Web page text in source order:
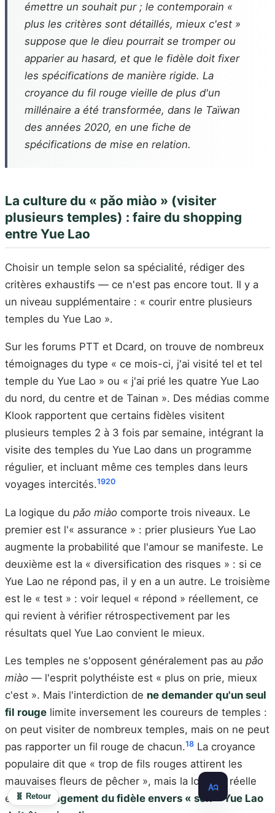
émettre un souhait pur ; le contemporain «
plus les critères sont détaillés, mieux c'est »
suppose que le dieu pourrait se tromper ou
apparier au hasard, et que le fidèle doit fixer
les spécifications de manière rigide. La
croyance du fil rouge vieille de plus d'un
millénaire a été transformée, dans le Taïwan
des années 2020, en une fiche de
spécifications de mise en relation.
La culture du « pǎo miào » (visiter
plusieurs temples) : faire du shopping
entre Yue Lao
Choisir un temple selon sa spécialité, rédiger des
critères exhaustifs — ce n'est pas encore tout. Il y a
un niveau supplémentaire : « courir entre plusieurs
temples du Yue Lao ».
Sur les forums PTT et Dcard, on trouve de nombreux
témoignages du type « ce mois-ci, j'ai visité tel et tel
temple du Yue Lao » ou « j'ai prié les quatre Yue Lao
du nord, du centre et de Tainan ». Des médias comme
Klook rapportent que certains fidèles visitent
plusieurs temples 2 à 3 fois par semaine, intégrant la
visite des temples du Yue Lao dans un programme
régulier, et incluant même ces temples dans leurs
voyages intercités.1920
La logique du pǎo miào comporte trois niveaux. Le
premier est l'« assurance » : prier plusieurs Yue Lao
augmente la probabilité que l'amour se manifeste. Le
deuxième est la « diversification des risques » : si ce
Yue Lao ne répond pas, il y en a un autre. Le troisième
est le « test » : voir lequel « répond » réellement, ce
qui revient à vérifier rétrospectivement par les
résultats quel Yue Lao convient le mieux.
Les temples ne s'opposent généralement pas au pǎo
miào — l'esprit polythéiste est « plus on prie, mieux
c'est ». Mais l'interdiction de ne demander qu'un seul
fil rouge limite inversement les coureurs de temples :
on peut visiter de nombreux temples, mais on ne peut
pas rapporter un fil rouge de chacun.18 La croyance
populaire dit que « trop de fils rouges attirent les
mauvaises fleurs de pêcher », mais la logique réelle
est :l'engagement du fidèle envers « son » Yue Lao
🧬 Retour